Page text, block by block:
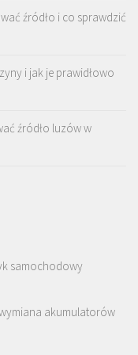
źródło i co sprawdzić
i jak je prawidłowo
źródło luzów w
samochodowy
akumulatorów